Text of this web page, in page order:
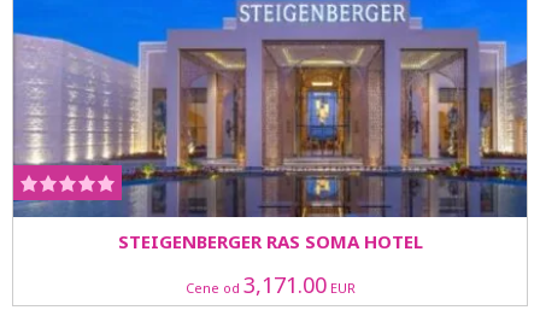
STEIGENBERGER RAS SOMA HOTEL
Cene od 3,171.00EUR